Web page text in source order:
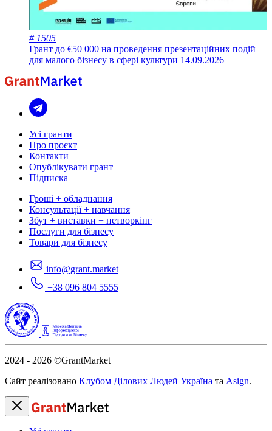
# 1505
Грант до €50 000 на проведення презентаційних подій
для малого бізнесу в сфері культури 14.09.2026
Усі гранти
Про проєкт
Контакти
Опублікувати грант
Підписка
Гроші + обладнання
Консультації + навчання
Збут + виставки + нетворкінг
Послуги для бізнесу
Товари для бізнесу
info@grant.market
+38 096 804 5555
2024 - 2026 ©GrantMarket
Сайт реалізовано Клубом Ділових Людей Україна та Asign.